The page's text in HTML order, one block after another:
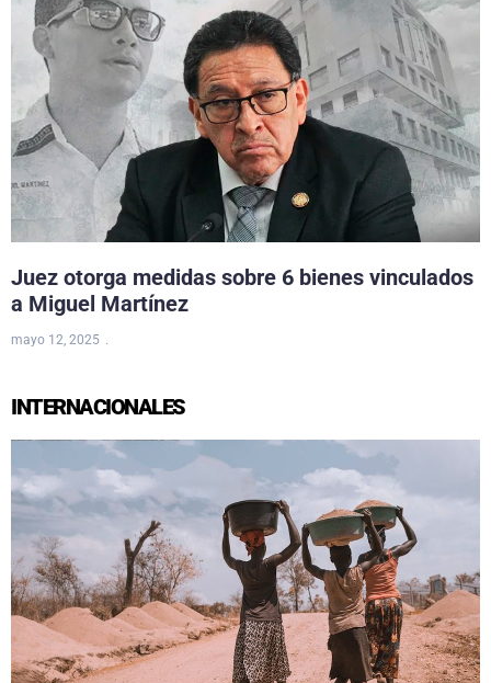
Juez otorga medidas sobre 6 bienes vinculados
a Miguel Martínez
mayo 12, 2025
INTERNACIONALES